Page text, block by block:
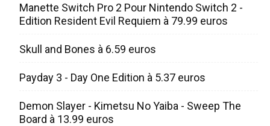
Manette Switch Pro 2 Pour Nintendo Switch 2 -
Edition Resident Evil Requiem à 79.99 euros
Skull and Bones à 6.59 euros
Payday 3 - Day One Edition à 5.37 euros
Demon Slayer - Kimetsu No Yaiba - Sweep The
Board à 13.99 euros